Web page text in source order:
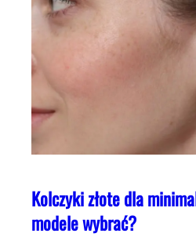
Kolczyki złote dla
modele wybrać?